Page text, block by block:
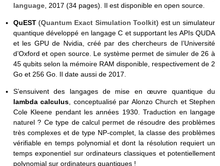
language, 2017 (34 pages). Il est disponible en open source.
QuEST(Quantum Exact Simulation Toolkit) est un simulateur
quantique développé en langage C et supportant les APIs QUDA
et les GPU de Nvidia, créé par des chercheurs de l’Université
d’Oxford et open source. Le système permet de simuler de 26 à
45 qubits selon la mémoire RAM disponible, respectivement de 2
Go et 256 Go. Il date aussi de 2017.
S’ensuivent des langages de mise en œuvre quantique du
lambda calculus, conceptualisé par Alonzo Church et Stephen
Cole Kleene pendant les années 1930. Traduction en langage
naturel ? Ce type de calcul permet de résoudre des problèmes
très complexes et de type NP-complet, la classe des problèmes
vérifiable en temps polynomial et dont la résolution requiert un
temps exponentiel sur ordinateurs classiques et potentiellement
polynomial sur ordinateurs quantiques !